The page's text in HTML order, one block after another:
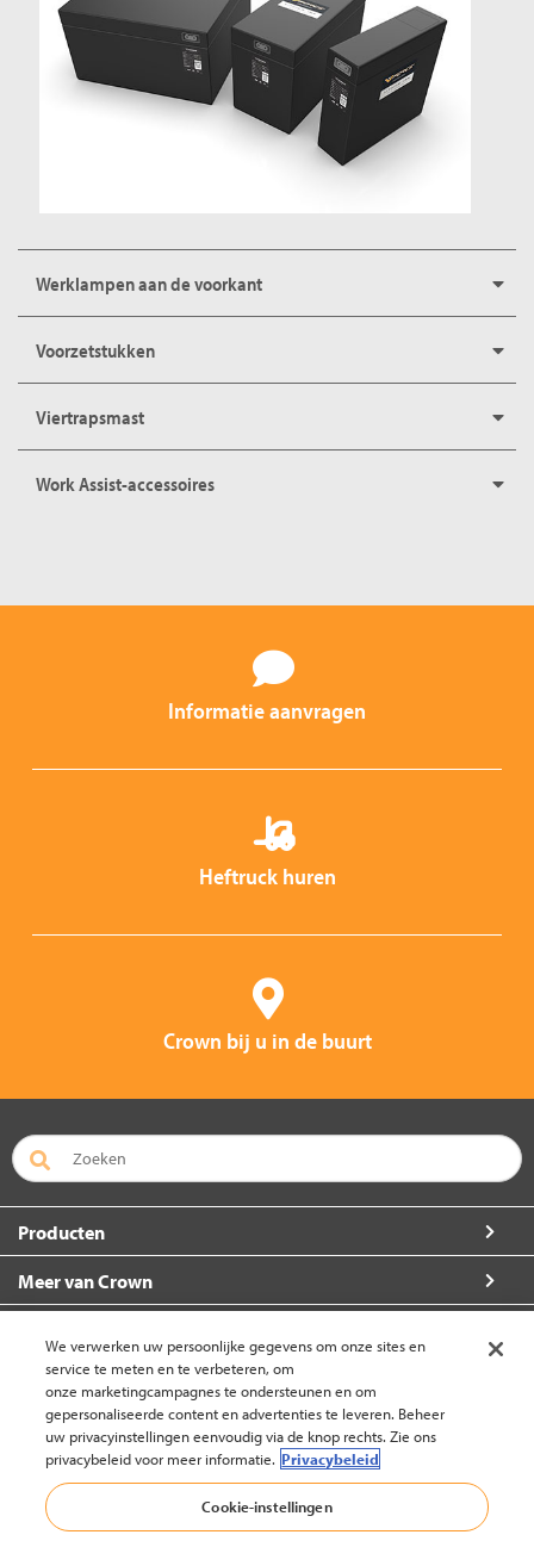
Werklampen aan de voorkant
Voorzetstukken
Viertrapsmast
Work Assist-accessoires
Informatie aanvragen
Heftruck huren
Crown bij u in de buurt
Producten
Meer van Crown
Zo kunt u ons bereiken
Nederland (wijzigen)
We verwerken uw persoonlijke gegevens om onze sites en
service te meten en te verbeteren, om
onze marketingcampagnes te ondersteunen en om
gepersonaliseerde content en advertenties te leveren. Beheer
uw privacyinstellingen eenvoudig via de knop rechts. Zie ons
privacybeleid voor meer informatie. Privacybeleid
Cookie-instellingen